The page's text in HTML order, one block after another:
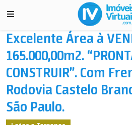
Excelente Área à
165.000,00m2.
CONSTRUIR”. Com
Rodovia Castelo
São Paulo.